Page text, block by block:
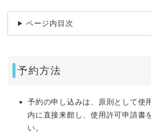
ページ内目次
予約方法
予約の申し込みは、原則として使
内に直接来館し、使用許可申請書
い。